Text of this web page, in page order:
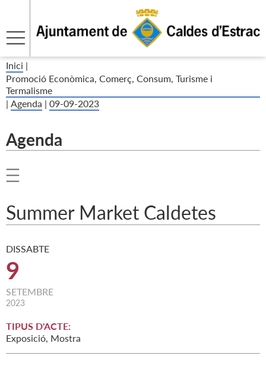
Inici |
Promoció Econòmica, Comerç, Consum, Turisme i
Termalisme
| Agenda | 09-09-2023
Agenda
Summer Market Caldetes
DISSABTE
9
SETEMBRE
2023
TIPUS D'ACTE:
Exposició, Mostra